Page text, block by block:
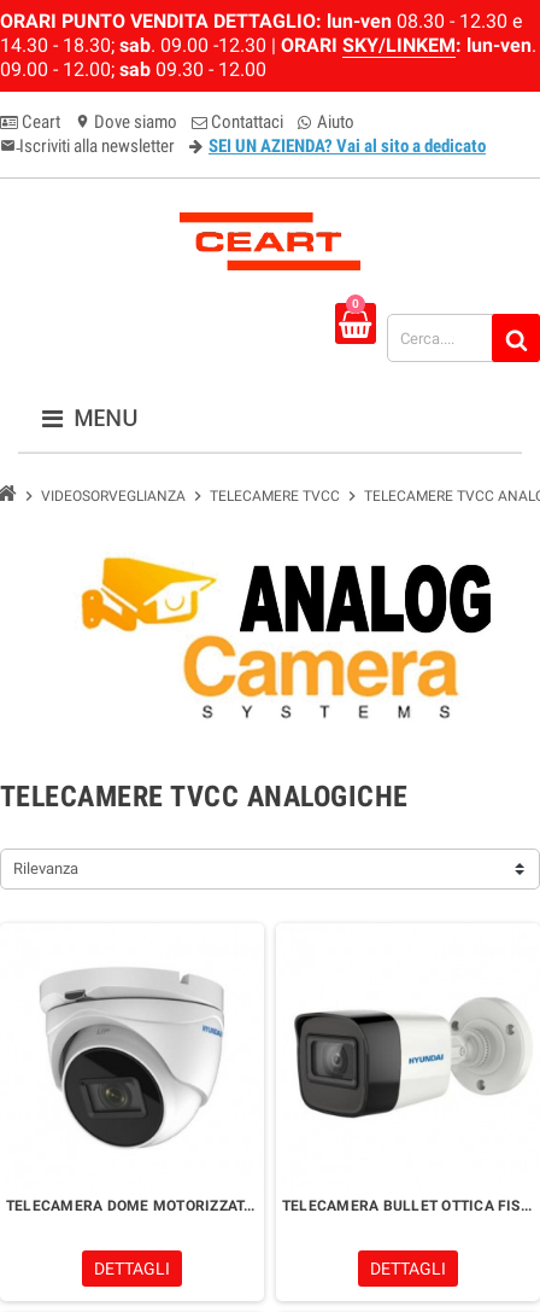
ORARI PUNTO VENDITA DETTAGLIO: lun-ven 08.30 - 12.30 e
14.30 - 18.30; sab. 09.00 -12.30 | ORARI SKY/LINKEM: lun-ven.
09.00 - 12.00; sab 09.30 - 12.00
Ceart location_on Dove siamo Contattaci Aiuto
email-newsletter
Iscriviti alla newsletter SEI UN AZIENDA? Vai al sito a dedicato
0
MENU
chevron_right VIDEOSORVEGLIANZA chevron_right TELECAMERE TVCC chevron_right TELECAMERE TVCC
TELECAMERE TVCC ANALOGICHE
Rilevanza
TELECAMERA DOME MOTORIZZATA VARIFOCALE 2 MPx
DETTAGLI
TELECAMERA BULLET OTTICA FISSA 2 MPx
DETTAGLI